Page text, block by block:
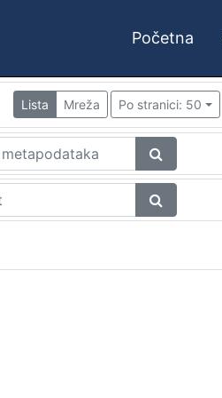
Početna
Lista Mreža Po stranici: 50